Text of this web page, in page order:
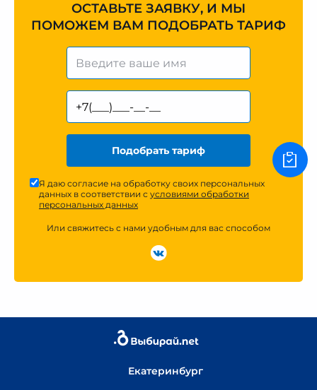
ОСТАВЬТЕ ЗАЯВКУ, И МЫ
ПОМОЖЕМ ВАМ ПОДОБРАТЬ ТАРИФ
Подобрать тариф
Я даю согласие на обработку своих персональных
данных в соответствии с условиями обработки
персональных данных
Или свяжитесь с нами удобным для вас способом
Екатеринбург